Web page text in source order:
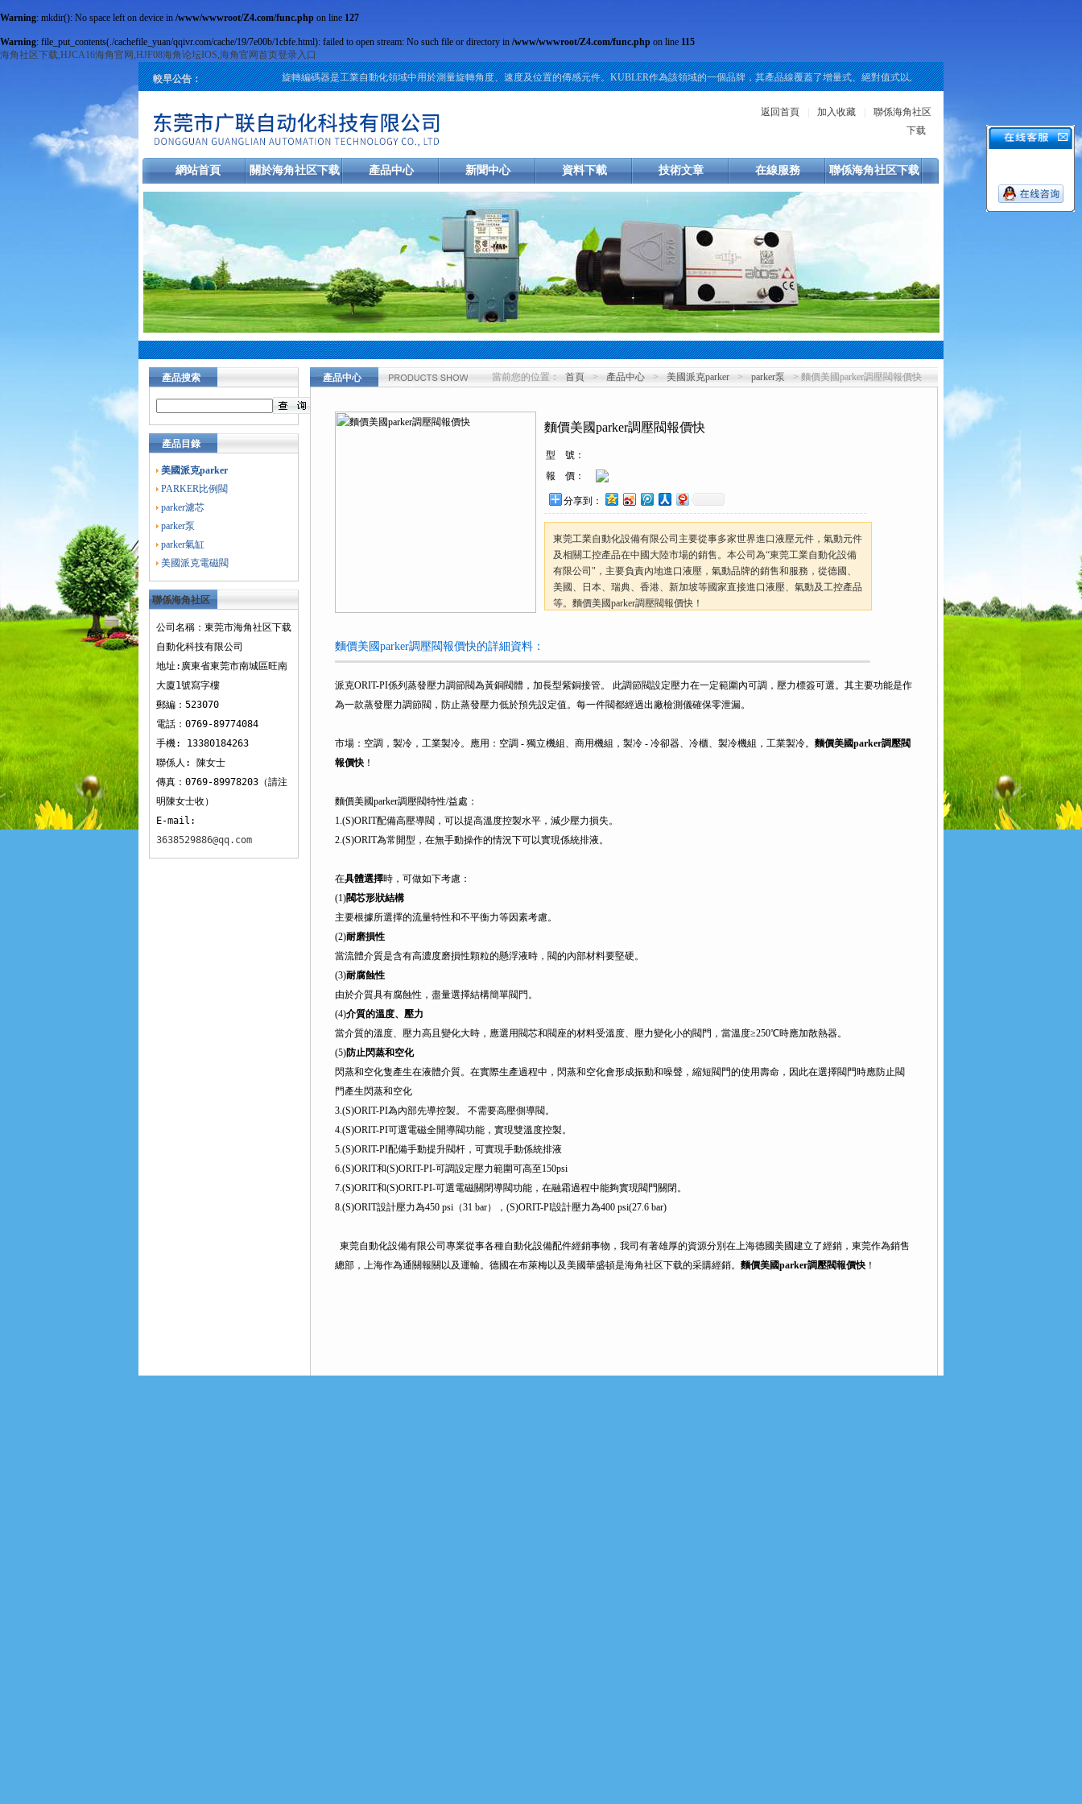
Warning: mkdir(): No space left on device in /www/wwwroot/Z4.com/func.php on line 127
Warning: file_put_contents(./cachefile_yuan/qqivr.com/cache/19/7e00b/1cbfe.html): failed to open stream: No such file or directory in /www/wwwroot/Z4.com/func.php on line 115
海角社区下载,HJCA16海角官网,HJF08海角论坛IOS,海角官网首页登录入口
較早公告： 旋轉編碼器是工業自動化領域中用於測量旋轉角度、速度及位置的傳感元件。KUBLER作為該領域的一個品牌，其產品線覆蓋了增量式、絕對值式以及重載型等多種類型。對於現場工程師
返回首頁 加入收藏
聯係海角社区
下载
網站首頁 關於海角社区下载 產品中心 新聞中心 資料下載 技術文章 在線服務 聯係海角社区下载
產品搜索
產品目錄
美國派克parker
PARKER比例閥
parker濾芯
parker泵
parker氣缸
美國派克電磁閥
聯係海角社区
下载
公司名稱：東莞市海角社区下载
自動化科技有限公司
地址:廣東省東莞市南城區旺南
大廈1號寫字樓
郵編：523070
電話：0769-89774084
手機: 13380184263
聯係人: 陳女士
傳真：0769-89978203（請注
明陳女士收）
E-mail:
3638529886@qq.com
產品中心 當前您的位置： 首頁 > 產品中心 > 美國派克parker > parker泵 > 麵價美國parker調壓閥報價快
麵價美國parker調壓閥報價快
型 號：
報 價：
分享到：
東莞工業自動化設備有限公司主要從事多家世界進口液壓元件，氣動元件
及相關工控產品在中國大陸市場的銷售。本公司為“東莞工業自動化設備
有限公司"，主要負責內地進口液壓，氣動品牌的銷售和服務，從德國、
美國、日本、瑞典、香港、新加坡等國家直接進口液壓、氣動及工控產品
等。麵價美國parker調壓閥報價快！
麵價美國parker調壓閥報價快的詳細資料：
派克ORIT-PI係列蒸發壓力調節閥為黃銅閥體，加長型紫銅接管。 此調節閥設定壓力在一定範圍內可調，壓力標簽可選。其主要功能是作
為一款蒸發壓力調節閥，防止蒸發壓力低於預先設定值。每一件閥都經過出廠檢測儀確保零泄漏。
市場：空調，製冷，工業製冷。應用：空調 - 獨立機組、商用機組，製冷 - 冷卻器、冷櫃、製冷機組，工業製冷。 麵價美國parker調壓閥
報價快 ！
麵價美國parker調壓閥特性/益處：
1.(S)ORIT配備高壓導閥，可以提高溫度控製水平，減少壓力損失。
2.(S)ORIT為常開型，在無手動操作的情況下可以實現係統排液。
在具體選擇時，可做如下考慮：
(1)閥芯形狀結構
主要根據所選擇的流量特性和不平衡力等因素考慮。
(2)耐磨損性
當流體介質是含有高濃度磨損性顆粒的懸浮液時，閥的內部材料要堅硬。
(3)耐腐蝕性
由於介質具有腐蝕性，盡量選擇結構簡單閥門。
(4)介質的溫度、壓力
當介質的溫度、壓力高且變化大時，應選用閥芯和閥座的材料受溫度、壓力變化小的閥門，當溫度≥250℃時應加散熱器。
(5)防止閃蒸和空化
閃蒸和空化隻產生在液體介質。在實際生產過程中，閃蒸和空化會形成振動和噪聲，縮短閥門的使用壽命，因此在選擇閥門時應防止閥
門產生閃蒸和空化
3.(S)ORIT-PI為內部先導控製。 不需要高壓側導閥。
4.(S)ORIT-PI可選電磁全開導閥功能，實現雙溫度控製。
5.(S)ORIT-PI配備手動提升閥杆，可實現手動係統排液
6.(S)ORIT和(S)ORIT-PI-可調設定壓力範圍可高至150psi
7.(S)ORIT和(S)ORIT-PI-可選電磁關閉導閥功能，在融霜過程中能夠實現閥門關閉。
8.(S)ORIT設計壓力為450 psi（31 bar），(S)ORIT-PI設計壓力為400 psi(27.6 bar)
東莞自動化設備有限公司專業從事各種自動化設備配件經銷事物，我司有著雄厚的資源分別在上海德國美國建立了經銷，東莞作為銷售
總部，上海作為通關報關以及運輸。德國在布萊梅以及美國華盛頓是海角社区下载的采購經銷。 麵價美國parker調壓閥報價快 ！